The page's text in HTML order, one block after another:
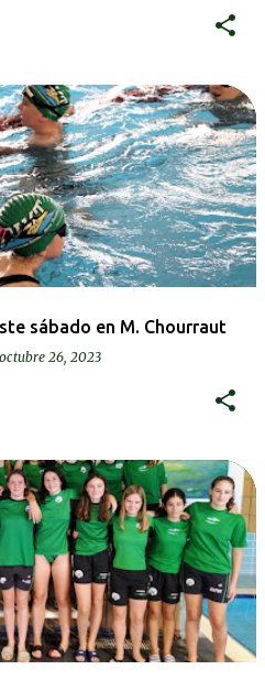
sábado en M. Chourraut
octubre 26, 2023